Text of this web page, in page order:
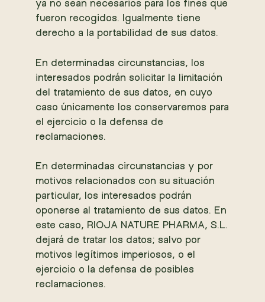
ya no sean necesarios para los fines que
fueron recogidos. Igualmente tiene
derecho a la portabilidad de sus datos.
En determinadas circunstancias, los
interesados podrán solicitar la limitación
del tratamiento de sus datos, en cuyo
caso únicamente los conservaremos para
el ejercicio o la defensa de
reclamaciones.
En determinadas circunstancias y por
motivos relacionados con su situación
particular, los interesados podrán
oponerse al tratamiento de sus datos. En
este caso, RIOJA NATURE PHARMA, S.L.
dejará de tratar los datos; salvo por
motivos legítimos imperiosos, o el
ejercicio o la defensa de posibles
reclamaciones.